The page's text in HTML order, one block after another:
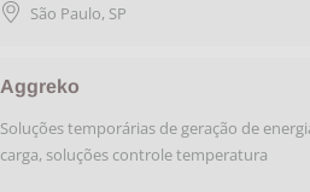
São Paulo, SP
Aggreko
Soluções temporárias de geração de
carga, soluções controle temperatura